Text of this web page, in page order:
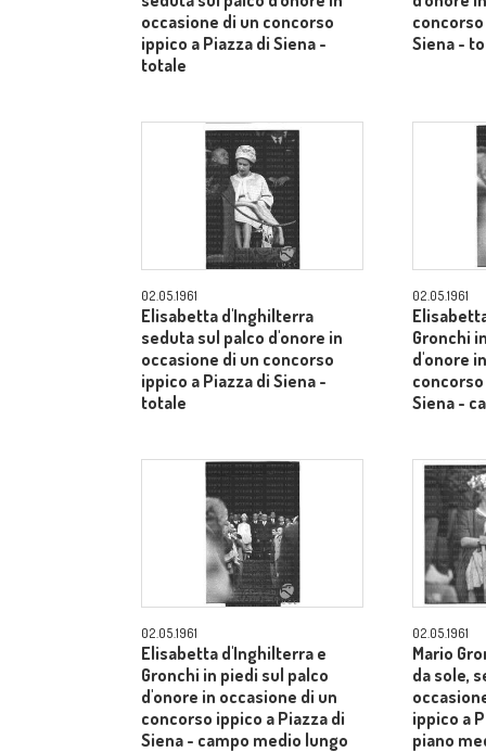
occasione di un concorso
ippico a Piazza di Siena -
totale
Siena -
02.05.1961
Elisabetta d'Inghilterra
seduta sul palco d'onore in
occasione di un concorso
ippico a Piazza di Siena -
totale
02.05.1961
Gronchi
d'onore
Siena -
02.05.1961
Elisabetta d'Inghilterra e
Gronchi in piedi sul palco
d'onore in occasione di un
concorso ippico a Piazza di
Siena - campo medio lungo
02.05.1961
Mario
da sole,
ippico a
piano